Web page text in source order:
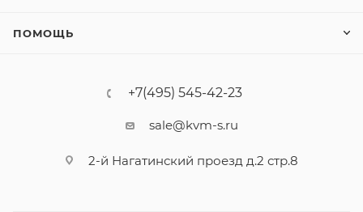
ПОМОЩЬ
+7(495) 545-42-23
sale@kvm-s.ru
2-й Нагатинский проезд д.2 стр.8